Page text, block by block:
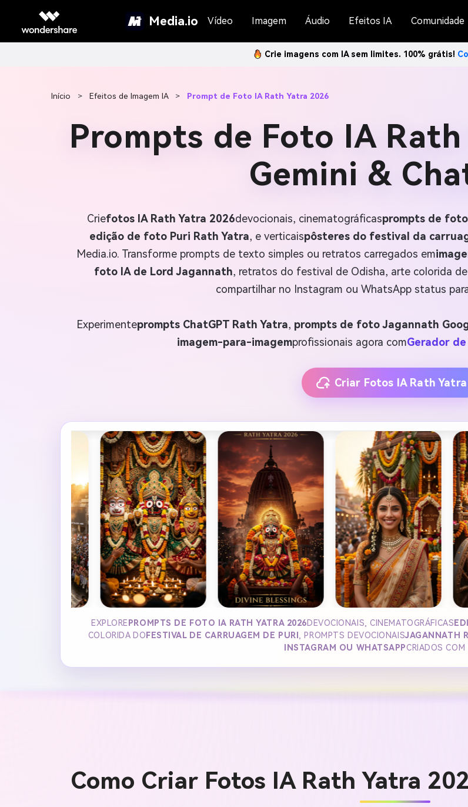
Media.io Vídeo Imagem Áudio Efeitos IA Comunidade
Crie imagens com IA sem limites. 100% grátis!
Início > Efeitos de Imagem IA > Prompt de Foto IA Rath Yatra 2026
Prompts de Foto IA
Gemini &
Criefotos IA Rath Yatra 2026devocionais, cinematográficasprompts de
edição de foto Puri Rath Yatra, e verticaispôsteres do festival da
Media.io. Transforme prompts de texto simples ou retratos carregados em
foto IA de Lord Jagannath, retratos do festival de Odisha, arte colorida
compartilhar no Instagram ou WhatsApp status
Experimenteprompts ChatGPT Rath Yatra, prompts de foto Jagannath
imagem-para-imagemprofissionais agora comGerador
Criar Fotos IA Rath Yatra
EXPLORE PROMPTS DE FOTO IA RATH YATRA 2026DEVOCIONAIS, CINEMATOGRÁFICAS
COLORIDA DO FESTIVAL DE CARRUAGEM DE PURI , PROMPTS DEVOCIONAISJAGANNATH
INSTAGRAM OU WHATSAPPCRIADOS COM
Como Criar Fotos IA Rath Yatra